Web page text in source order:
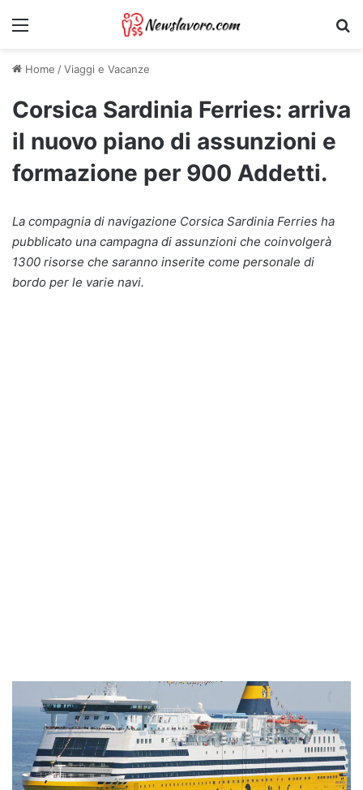
Menu
Home /Viaggi e Vacanze
Corsica Sardinia Ferries: arriva
il nuovo piano di assunzioni e
formazione per 900 Addetti.
La compagnia di navigazione Corsica Sardinia Ferries ha
pubblicato una campagna di assunzioni che coinvolgerà
1300 risorse che saranno inserite come personale di
bordo per le varie navi.